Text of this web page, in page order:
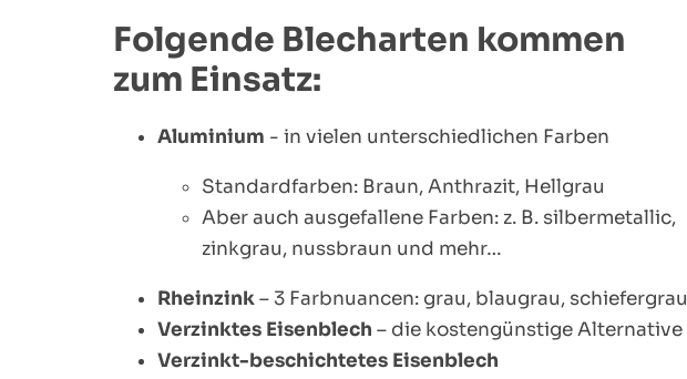
Folgende Blecharten kommen
zum Einsatz:
Aluminium - in vielen unterschiedlichen Farben
Standardfarben: Braun, Anthrazit, Hellgrau
Aber auch ausgefallene Farben: z. B. silbermetallic,
zinkgrau, nussbraun und mehr…
Rheinzink– 3 Farbnuancen: grau, blaugrau, schiefergrau
Verzinktes Eisenblech – die kostengünstige Alternative
Verzinkt-beschichtetes Eisenblech